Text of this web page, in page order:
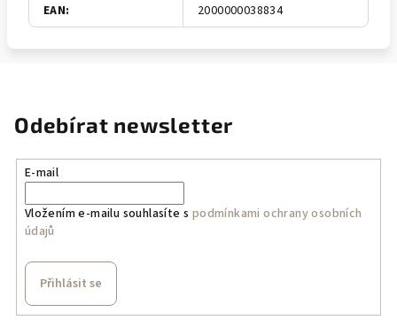
EAN: 2000000038834
Odebírat newsletter
E-mail
Vložením e-mailu souhlasíte s podmínkami ochrany osobních
údajů
Přihlásit se